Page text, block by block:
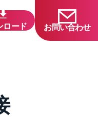
ロード お問い合わせ